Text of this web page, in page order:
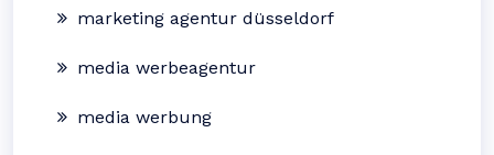
marketing agentur düsseldorf
media werbeagentur
media werbung